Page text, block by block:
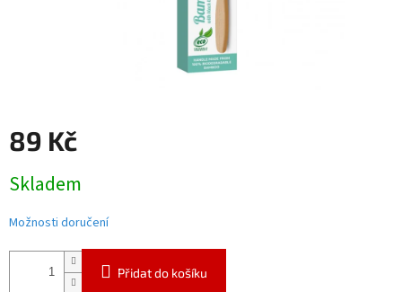
89 Kč
cena:
Skladem
Možnosti doručení
Přidat do košíku